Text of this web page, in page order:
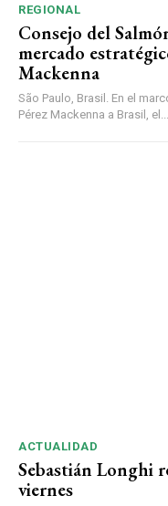
REGIONAL
Consejo del
mercado
Mackenna
São Paulo, Brasil. En el
Pérez Mackenna a Brasil, el...
ACTUALIDAD
Sebastián Longhi
viernes